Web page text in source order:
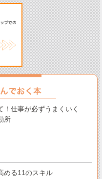
！仕事が必ずうまくいく
所
める11のスキル